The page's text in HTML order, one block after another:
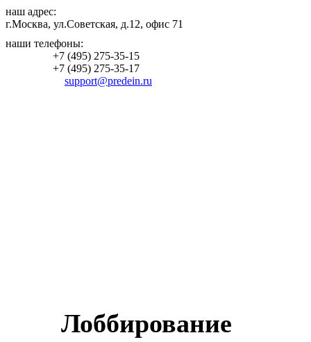
наш адрес:
г.Москва, ул.Советская, д.12, офис 71
наши телефоны:
+7 (495) 275-35-15
+7 (495) 275-35-17
support@predein.ru
Лоббирование